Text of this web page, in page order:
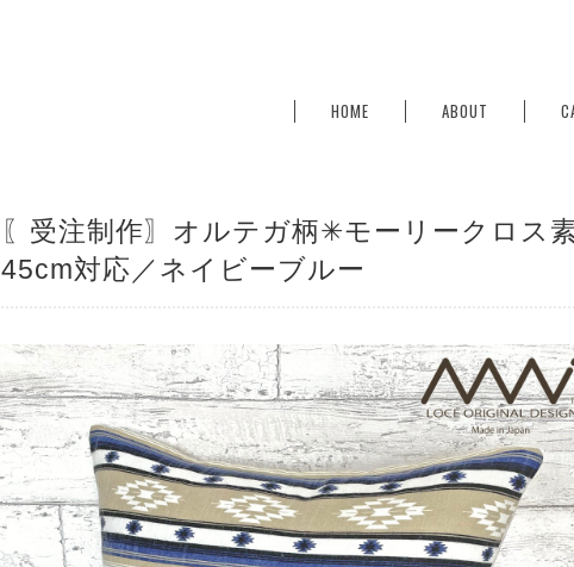
HOME ABOUT
〖受注制作〗オルテガ柄✳︎モーリークロス
45cm対応／ネイビーブルー